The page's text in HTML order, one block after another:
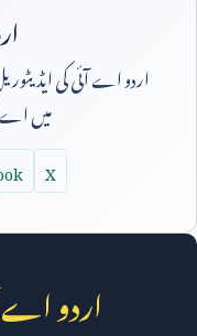
اردو اے آئی کی
میں اے
X
اردو